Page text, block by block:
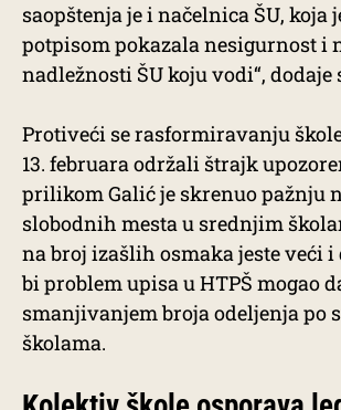
saopštenja je i načelnica ŠU, koja
potpisom pokazala nesigurnost i
nadležnosti ŠU koju vodi“, dodaje
Protiveći se rasformiravanju
13. februara održali štrajk
prilikom Galić je skrenuo pažnju
slobodnih mesta u srednjim
na broj izašlih osmaka jeste veći i
bi problem upisa u HTPŠ mogao
smanjivanjem broja odeljenja po
školama.